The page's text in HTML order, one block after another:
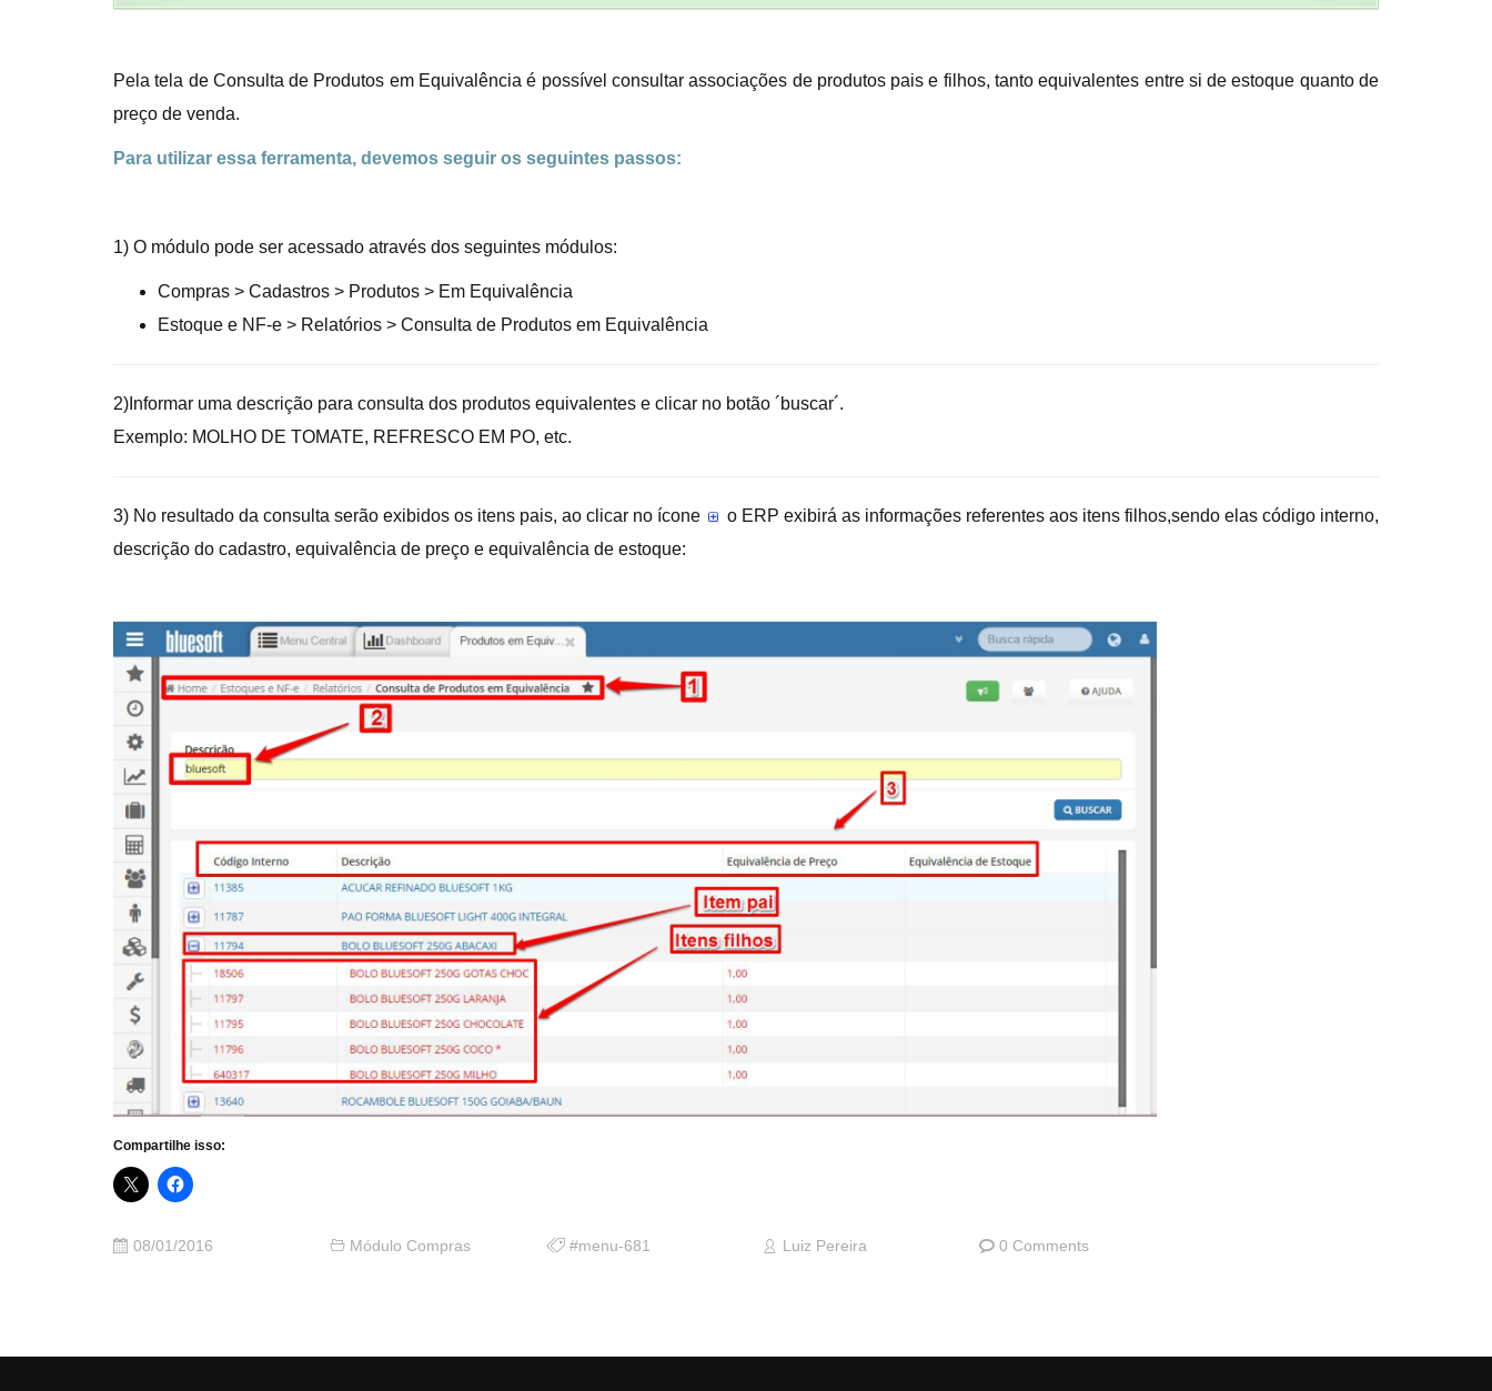
Pela tela de Consulta de Produtos em Equivalência é possível consultar associações de produtos pais e filhos, tanto equivalentes entre si de estoque quanto de
preço de venda.
Para utilizar essa ferramenta, devemos seguir os seguintes passos:
1) O módulo pode ser acessado através dos seguintes módulos:
Compras > Cadastros > Produtos > Em Equivalência
Estoque e NF-e > Relatórios > Consulta de Produtos em Equivalência
2)Informar uma descrição para consulta dos produtos equivalentes e clicar no botão ´buscar´.
Exemplo: MOLHO DE TOMATE, REFRESCO EM PO, etc.
3) No resultado da consulta serão exibidos os itens pais, ao clicar no ícone
o ERP exibirá as informações referentes aos itens filhos,sendo elas código interno,
descrição do cadastro, equivalência de preço e equivalência de estoque:
Compartilhe isso:
08/01/2016 Módulo Compras #menu-681 Luiz Pereira 0 Comments